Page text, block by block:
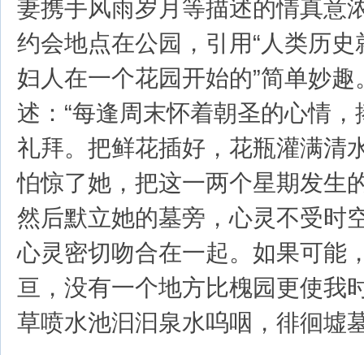
妻携手风雨岁月等描述的情真意
约会地点在公园，引用“人类历
妇人在一个花园开始的”简单妙
述：“每逢周末怀着朝圣的心情
礼拜。把鲜花插好，花瓶灌满清
怕惊了她，把这一两个星期发生
然后默立她的墓旁，心灵不受时
心灵密切吻合在一起。如果可能
亘，没有一个地方比槐园更使我
草喷水池汩汩泉水呜咽，徘徊墟